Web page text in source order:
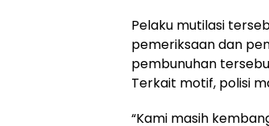
Pelaku mutilasi
pemeriksaan dan
pembunuhan
Terkait motif, polisi
“Kami masih